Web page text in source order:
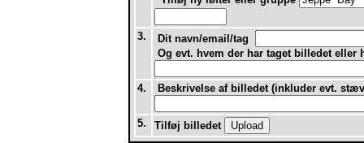
3.
Dit navn/email/tag
Og evt. hvem der har taget billedet eller
4. Beskrivelse af billedet (inkluder evt.
5. Tilføj billedet